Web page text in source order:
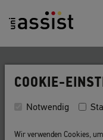
Zurück zur Liste
Semester
COOKIE-
Notwendig
Wir verwenden Cookies,